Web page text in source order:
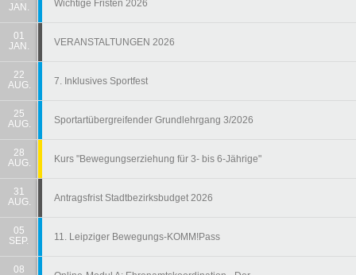
JAN.
Wichtige Fristen 2026
01
JAN.
VERANSTALTUNGEN 2026
22
AUG.
7. Inklusives Sportfest
25
AUG.
Sportartübergreifender Grundlehrgang 3/2026
28
AUG.
Kurs "Bewegungserziehung für 3- bis 6-Jährige"
31
AUG.
Antragsfrist Stadtbezirksbudget 2026
05
SEP.
11. Leipziger Bewegungs-KOMM!Pass
08